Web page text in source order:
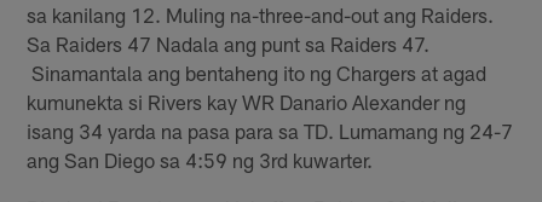
sa kanilang 12. Muling na-three-and-out ang Raiders.
Sa Raiders 47 Nadala ang punt sa Raiders 47.
Sinamantala ang bentaheng ito ng Chargers at agad
kumunekta si Rivers kay WR Danario Alexander ng
isang 34 yarda na pasa para sa TD. Lumamang ng 24-7
ang San Diego sa 4:59 ng 3rd kuwarter.